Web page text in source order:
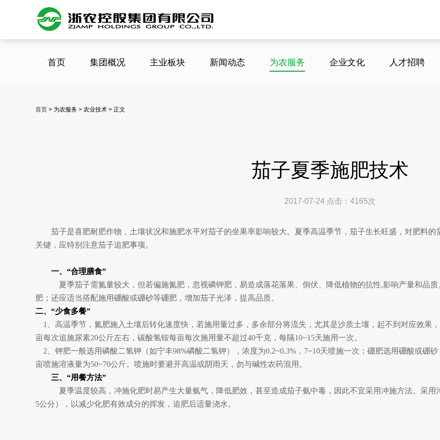
首页 集团概况 主业板块 新闻动态 为农服务 企业文化 人才招聘
首页 > 为农服务 > 农业技术 > 正文
茄子夏季施肥技术
2017-07-24 点击： 4165次
茄子是喜肥耐肥作物，土壤状况和施肥水平对茄子的坐果率影响较大。夏季高温季节，茄子生长旺盛，对肥料
关键， 应特别注意茄子追肥事项。
一、 “合理膳食”
夏季茄子需氮量较大，但若偏施氮肥，忽视磷钾肥 ， 易造成落花落果、倒伏、降低植物的抗性,影响产量和品质
肥 ；还应适当搭配施用硼酸或硼砂等硼肥 ， 增加茄子光泽 ，提高品质。
二、 “少食多餐”
1
、高温季节 ， 氮肥施入土壤后转化速度快， 若施用量过多， 多余部分将流失 ，尤其是沙质土壤， 起不到 对应效果
亩每次追施尿素20公斤左右 ， 碳酸氢铵每亩每次施用量不超过40千克 ， 每隔10~15天施用一次。
2 、钾肥一般选用磷酸二氢钾 （如宁丰98%磷酸二氢钾） ，浓度为0.2~0.3% ， 7~10天喷施一次； 硼肥选用硼酸或硼砂
亩喷施溶液量为50~70公斤。喷施时要避开高温或阴雨天，勿与碱性农药混用。
三、 “用餐方法”
夏季温度较高， 冲施化肥时易产生大量氨气 ， 降低肥效， 甚至造成茄子氨中毒 ，因此不宜采用 冲施方法。采用
5公分）， 以减少化肥有效成分的挥发 ，追肥后适量浇水 。